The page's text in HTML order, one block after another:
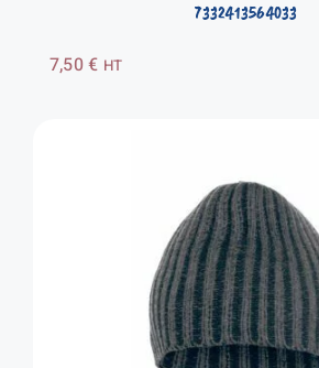
7332413564033
7,50€ HT